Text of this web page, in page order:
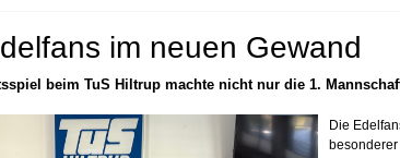
im neuen Gewand
beim TuS Hiltrup machte nicht nur die 1.
Die